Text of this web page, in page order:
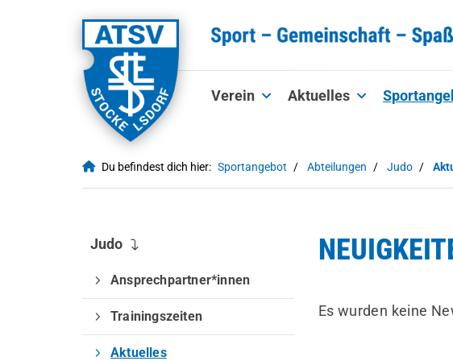
Verein Aktuelles
Du befindest dich hier: Sportangebot Abteilungen Judo
Es wurden keine
Judo
Ansprechpartner*innen
Trainingszeiten
Aktuelles